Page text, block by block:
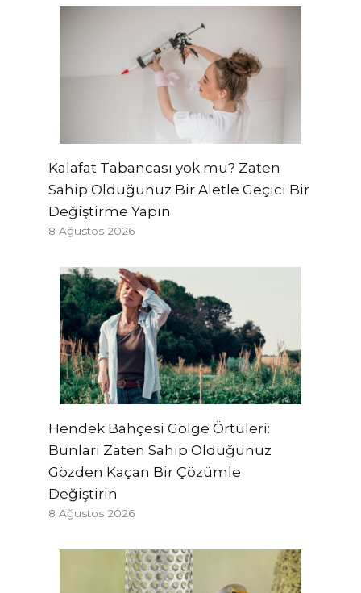
Kalafat Tabancası yok mu? Zaten
Sahip Olduğunuz Bir Aletle Geçici Bir
Değiştirme Yapın
8 Ağustos 2026
Hendek Bahçesi Gölge Örtüleri:
Bunları Zaten Sahip Olduğunuz
Gözden Kaçan Bir Çözümle
Değiştirin
8 Ağustos 2026